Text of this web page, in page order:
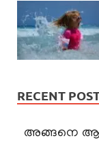
RECENT
അങ്ങനെ ആ